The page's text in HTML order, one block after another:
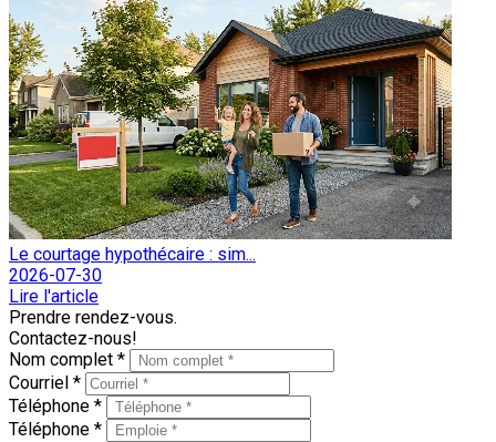
Le courtage hypothécaire : sim...
2026-07-30
Lire l'article
Prendre rendez-vous.
Contactez-nous!
Nom complet *
Courriel *
Téléphone *
Téléphone *